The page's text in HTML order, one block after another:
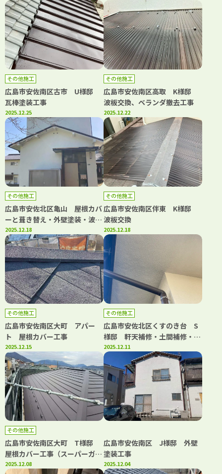
その他施工
広島市安佐南区古市 U様邸
瓦棒塗装工事
2025.12.25
その他施工
広島市安佐南区高取 K様邸
波板交換、ベランダ撤去工事
2025.12.22
その他施工
広島市安佐北区亀山 屋根カバ
ーと葺き替え・外壁塗装・波板
交換工事
2025.12.18
その他施工
広島市安佐南区伴東 K様邸
波板交換
2025.12.18
その他施工
広島市安佐南区大町 アパー
ト 屋根カバー工事
2025.12.15
その他施工
広島市安佐北区くすのき台 S
様邸 軒天補修・土間補修・屋
根補修工事
2025.12.11
その他施工
広島市安佐南区大町 T様邸
屋根カバー工事（スーパーガル
テクトフッ素）
2025.12.08
広島市安佐南区 J様邸 外壁
塗装工事
2025.12.04